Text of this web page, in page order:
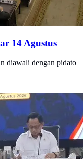
14 Agustus
diawali dengan pidato